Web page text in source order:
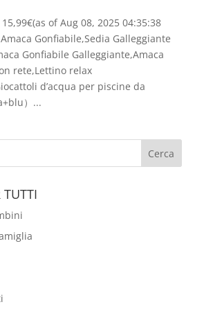
of Aug 08, 2025 04:35:38
Gonfiabile,Sedia Galleggiante
Gonfiabile Galleggiante,Amaca
rete,Lettino relax
d’acqua per piscine da
）...
TUTTI